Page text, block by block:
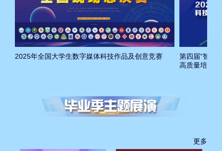
[教育强国建设]
张安富：AI时代院校研究助力教育强
国建设
2025年全国大学生数字媒体科技作品及创意竞赛
第四届“智能
高质量培养
更多